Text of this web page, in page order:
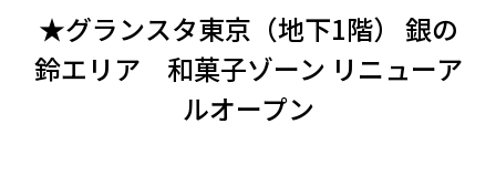
★グランスタ東京（地下1階） 銀の
鈴エリア 和菓子ゾーン リニューア
ルオープン